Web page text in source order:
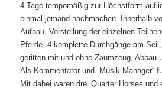
4 Tage tempomäßig zur Höchstform
einmal jemand nachmachen. Innerhalb
Aufbau, Vorstellung der einzelnen
Pferde, 4 komplette Durchgänge am
geritten mit und ohne Zaumzeug, Abbau
Als Kommentator und „Musik-Manager“
Mit dabei waren drei Quarter Horses